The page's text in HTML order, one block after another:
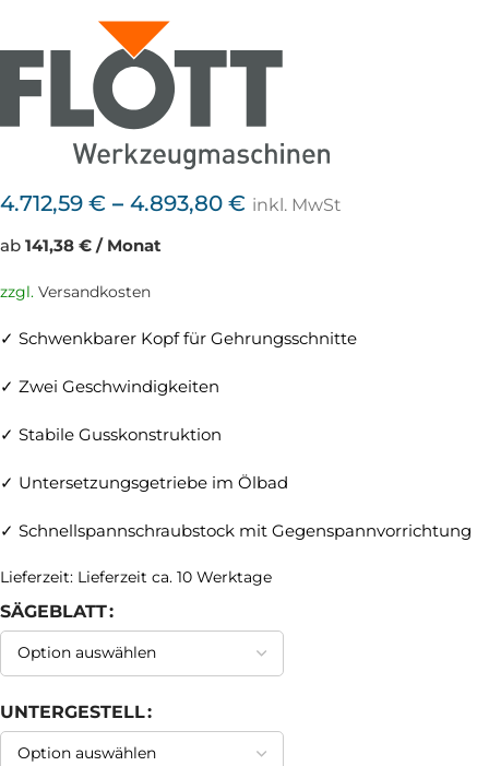
4.712,59 € – 4.893,80 € inkl. MwSt
ab 141,38 € / Monat
zzgl. Versandkosten
✓ Schwenkbarer Kopf für Gehrungsschnitte
✓ Zwei Geschwindigkeiten
✓ Stabile Gusskonstruktion
✓ Untersetzungsgetriebe im Ölbad
✓ Schnellspannschraubstock mit Gegenspannvorrichtung
Lieferzeit: Lieferzeit ca. 10 Werktage
SÄGEBLATT
UNTERGESTELL